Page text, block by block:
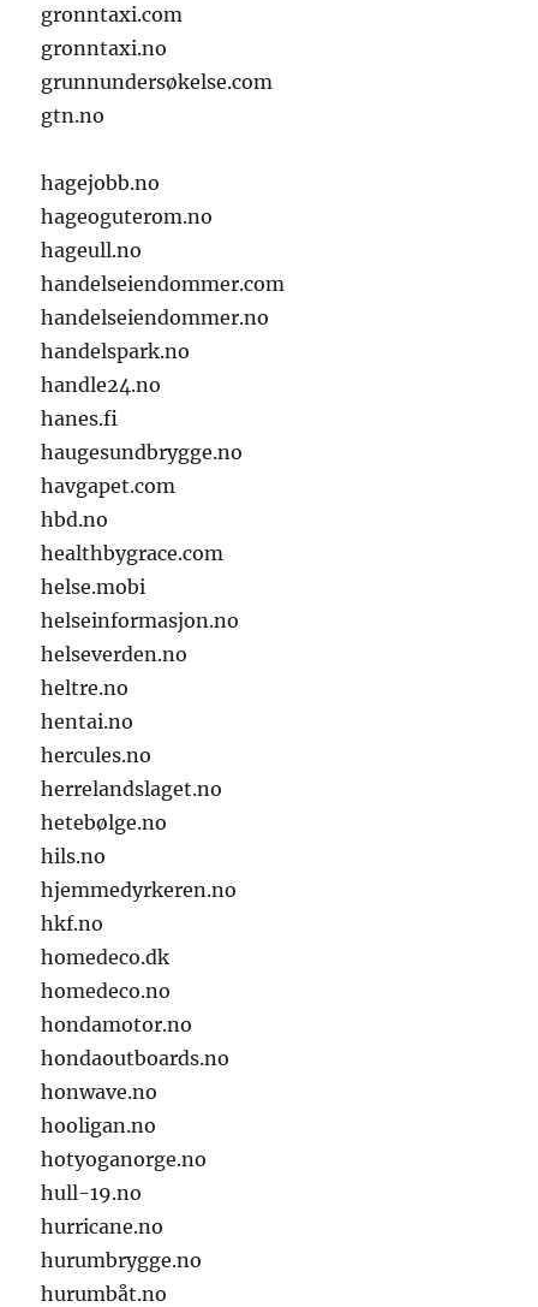
gronntaxi.com
gronntaxi.no
grunnundersøkelse.com
gtn.no
hagejobb.no
hageoguterom.no
hageull.no
handelseiendommer.com
handelseiendommer.no
handelspark.no
handle24.no
hanes.fi
haugesundbrygge.no
havgapet.com
hbd.no
healthbygrace.com
helse.mobi
helseinformasjon.no
helseverden.no
heltre.no
hentai.no
hercules.no
herrelandslaget.no
hetebølge.no
hils.no
hjemmedyrkeren.no
hkf.no
homedeco.dk
homedeco.no
hondamotor.no
hondaoutboards.no
honwave.no
hooligan.no
hotyoganorge.no
hull-19.no
hurricane.no
hurumbrygge.no
hurumbåt.no